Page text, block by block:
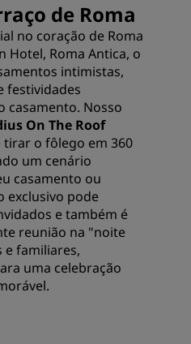
de Roma
no coração de Roma
Hotel, Roma Antica, o
intimistas,
festividades
casamento. Nosso
On The Roof
o fôlego em 360
um cenário
casamento ou
exclusivo pode
e também é
reunião na "noite
familiares,
uma celebração